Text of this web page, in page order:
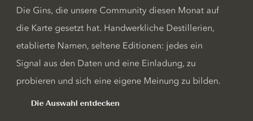
Die Gins, die unsere Community diesen Monat auf
die Karte gesetzt hat. Handwerkliche Destillerien,
etablierte Namen, seltene Editionen: jedes ein
Signal aus den Daten und eine Einladung, zu
probieren und sich eine eigene Meinung zu bilden.
Die Auswahl entdecken